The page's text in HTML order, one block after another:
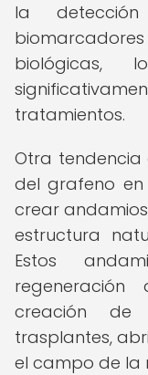
la
biológicas,
tratamientos.
Otra
del grafeno
crear
estructura
Estos
creación de
trasplantes,
el campo de la